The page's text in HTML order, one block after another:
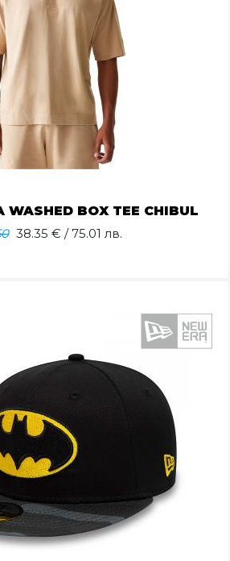
WASHED BOX TEE CHIBUL
38.35 € / 75.01 лв.